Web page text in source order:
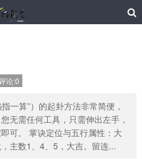
论:0
一算”）的起卦方法非常简便，
无需任何工具，只需伸出左手，
可。 掌诀定位与五行属性：大
主数1、4、5，大吉。留连...